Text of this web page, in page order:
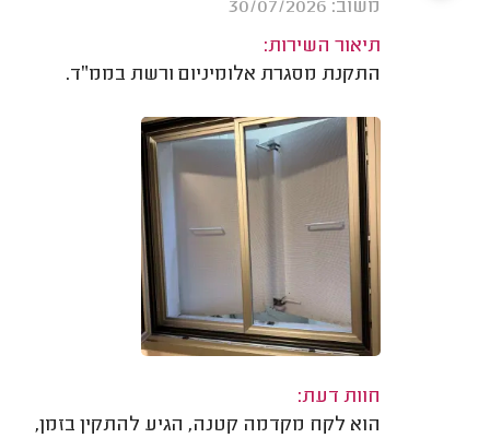
משוב: 30/07/2026
תיאור השירות:
התקנת מסגרת אלומיניום ורשת בממ״ד.
חוות דעת:
הוא לקח מקדמה קטנה, הגיע להתקין בזמן,